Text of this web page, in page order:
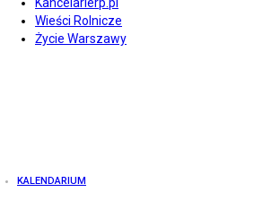
Wieści Rolnicze
Życie Warszawy
KALENDARIUM